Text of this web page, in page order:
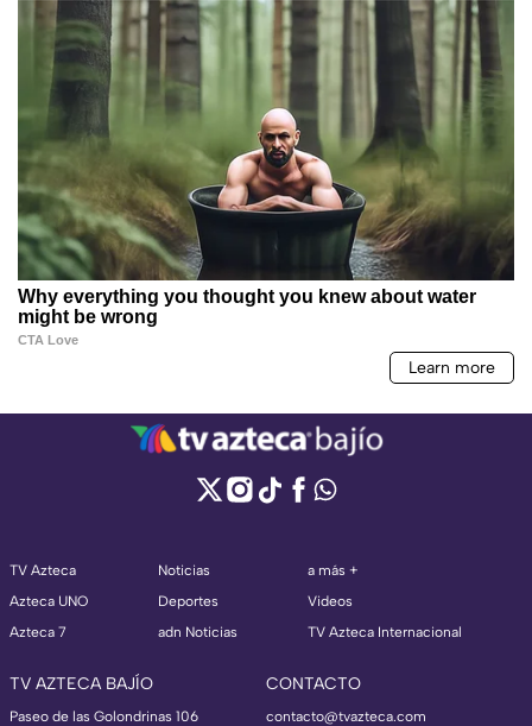
TV Azteca
Azteca UNO
Azteca 7
Noticias
Deportes
adn Noticias
a más +
Videos
TV Azteca Internacional
TV AZTECA BAJÍO
Paseo de las Golondrinas 106
CONTACTO
contacto@tvazteca.com